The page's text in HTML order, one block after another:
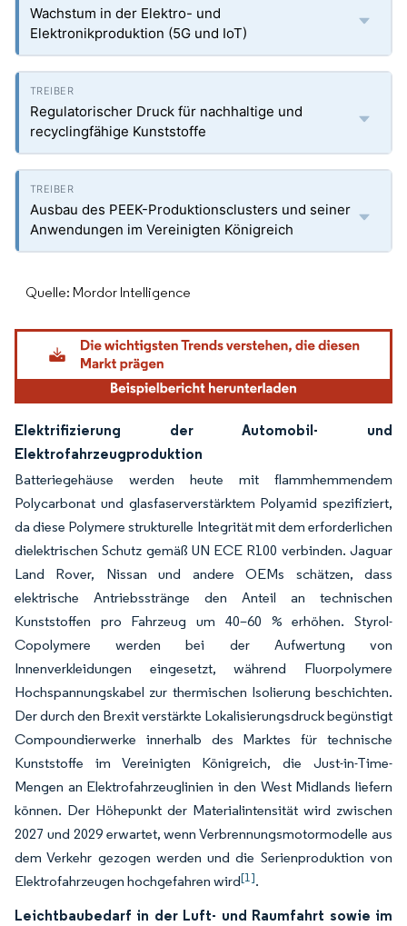
Wachstum in der Elektro- und
Elektronikproduktion (5G und IoT)
Regulatorischer Druck für nachhaltige und
recyclingfähige Kunststoffe
Ausbau des PEEK-Produktionsclusters und seiner
Anwendungen im Vereinigten Königreich
Quelle: Mordor Intelligence
Elektrifizierung der Automobil- und
Elektrofahrzeugproduktion
Batteriegehäuse werden heute mit flammhemmendem
Polycarbonat und glasfaserverstärktem Polyamid spezifiziert,
da diese Polymere strukturelle Integrität mit dem erforderlichen
dielektrischen Schutz gemäß UN ECE R100 verbinden. Jaguar
Land Rover, Nissan und andere OEMs schätzen, dass
elektrische Antriebsstränge den Anteil an technischen
Kunststoffen pro Fahrzeug um 40–60 % erhöhen. Styrol-
Copolymere werden bei der Aufwertung von
Innenverkleidungen eingesetzt, während Fluorpolymere
Hochspannungskabel zur thermischen Isolierung beschichten.
Der durch den Brexit verstärkte Lokalisierungsdruck begünstigt
Compoundierwerke innerhalb des Marktes für technische
Kunststoffe im Vereinigten Königreich, die Just-in-Time-
Mengen an Elektrofahrzeuglinien in den West Midlands liefern
können. Der Höhepunkt der Materialintensität wird zwischen
2027 und 2029 erwartet, wenn Verbrennungsmotormodelle aus
dem Verkehr gezogen werden und die Serienproduktion von
Elektrofahrzeugen hochgefahren wird[1].
Leichtbaubedarf in der Luft- und Raumfahrt sowie im